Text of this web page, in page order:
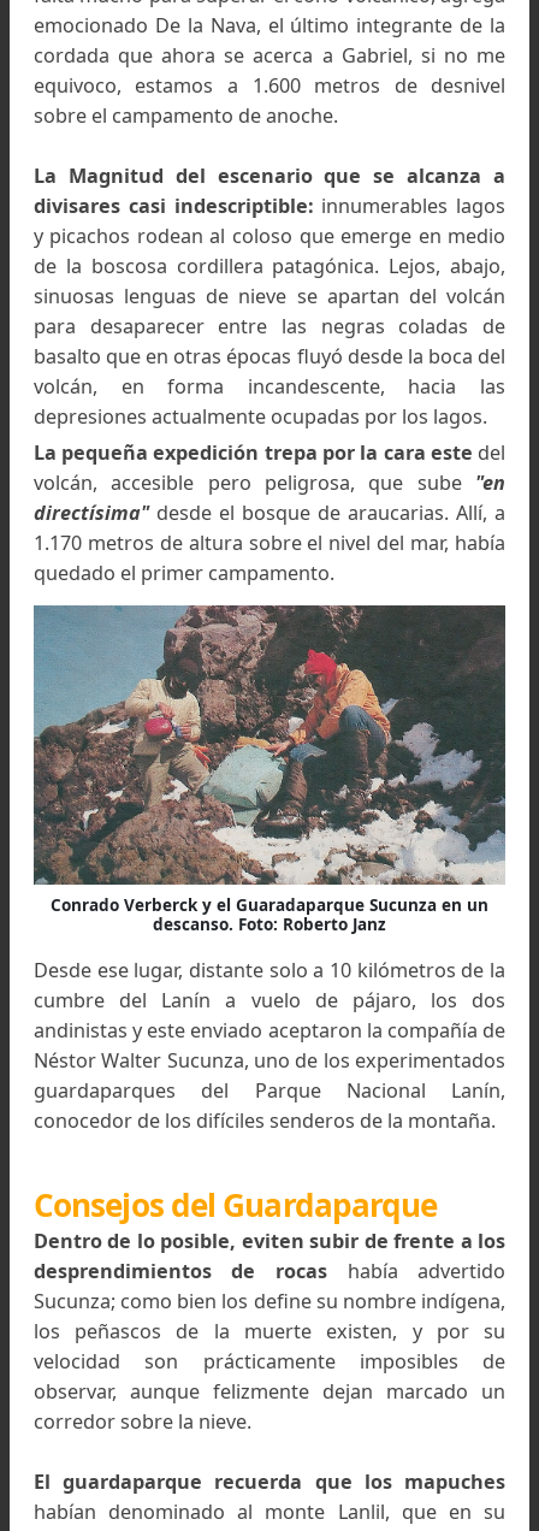
esta aventura de hacer cumbre sobre los
metros sobre el nivel del mar que registra el
el antiguo volcán sagrado de los mapuches.
falta mucho para superar el cono volcánico,
emocionado De la Nava, el último integrante
cordada que ahora se acerca a Gabriel, si no
equivoco, estamos a 1.600 metros de
sobre el campamento de anoche.
La Magnitud del escenario que se
divisares casi indescriptible:innumerables
y picachos rodean al coloso que emerge en
de la boscosa cordillera patagónica. Lejos,
sinuosas lenguas de nieve se apartan del
para desaparecer entre las negras coladas
basalto que en otras épocas fluyó desde la boca
volcán, en forma incandescente, hacia
depresiones actualmente ocupadas por los
La pequeña expedición trepa por la cara este
volcán, accesible pero peligrosa, que sube
directísima"desde el bosque de araucarias.
1.170 metros de altura sobre el nivel del mar,
quedado el primer campamento.
Conrado Verberck y el Guaradaparque Sucunza en
descanso. Foto: Roberto Janz
Desde ese lugar, distante solo a 10 kilómetros
cumbre del Lanín a vuelo de pájaro, los
andinistas y este enviado aceptaron la compañía
Néstor Walter Sucunza, uno de los
guardaparques del Parque Nacional
conocedor de los difíciles senderos de la